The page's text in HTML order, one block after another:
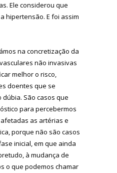
Ele considerou que
hipertensão. E foi assim
na concretização da
não invasivas
melhor o risco,
doentes que se
São casos que
para percebermos
as artérias e
porque não são casos
inicial, em que ainda
à mudança de
o que podemos chamar